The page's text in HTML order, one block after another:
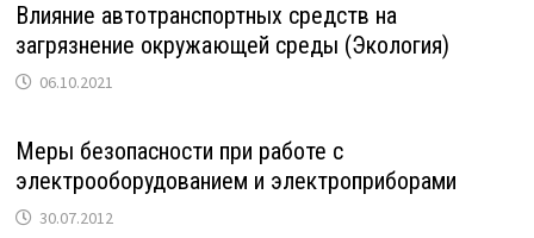
Влияние автотранспортных средств на
загрязнение окружающей среды (Экология)
06.10.2021
Меры безопасности при работе с
электрооборудованием и электроприборами
30.07.2012